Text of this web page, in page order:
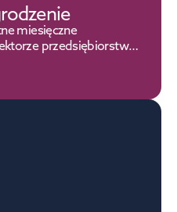
miesięczne
przedsiębiorstw
9 401,58 zł. Wzrost o